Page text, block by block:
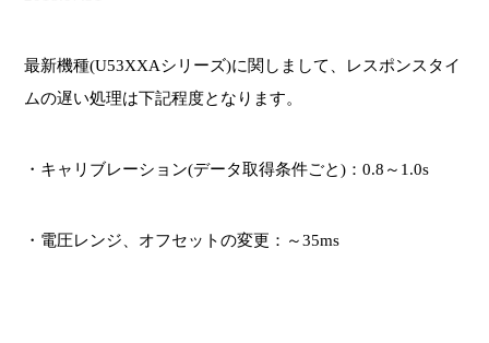
最新機種(U53XXAシリーズ)に関しまして、レスポンスタイ
ムの遅い処理は下記程度となります。
・キャリブレーション(データ取得条件ごと)：0.8～1.0s
・電圧レンジ、オフセットの変更：～35ms